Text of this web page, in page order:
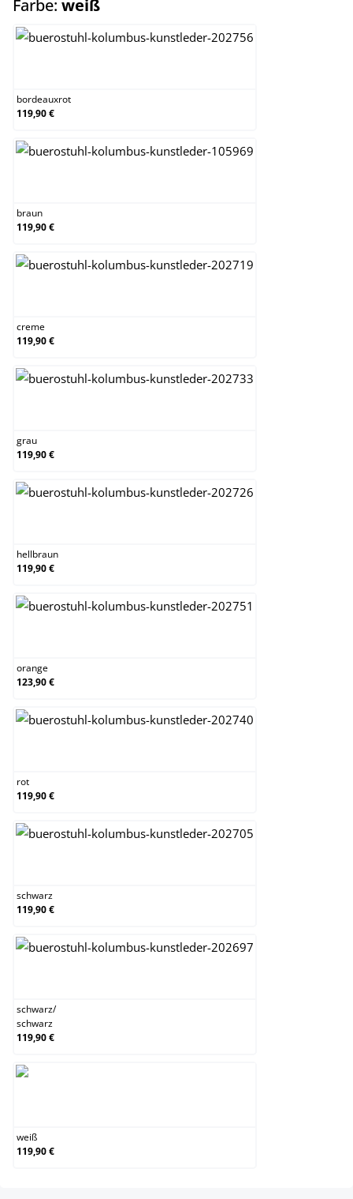
Farbe: weißauswählen
bordeauxrot
119,90 €
braun
119,90 €
creme
119,90 €
grau
119,90 €
hellbraun
119,90 €
orange
123,90 €
rot
119,90 €
schwarz
119,90 €
schwarz/
schwarz
119,90 €
weiß
119,90 €